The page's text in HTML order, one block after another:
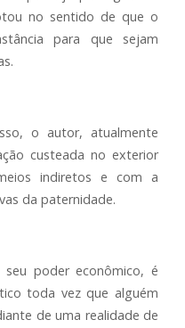
no sentido de que o
para que sejam
o autor, atualmente
custeada no exterior
indiretos e com a
da paternidade.
poder econômico, é
toda vez que alguém
de uma realidade de